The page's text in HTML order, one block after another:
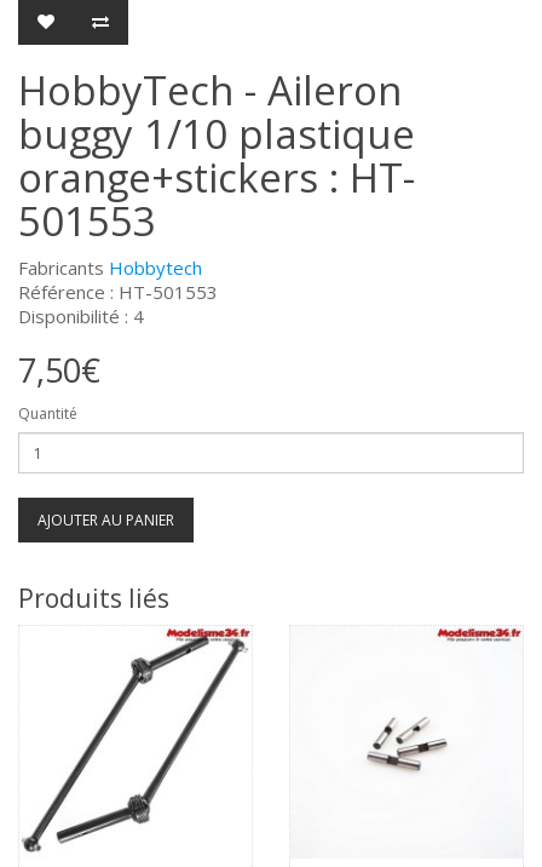
HobbyTech - Aileron
buggy 1/10 plastique
orange+stickers : HT-
501553
Fabricants Hobbytech
Référence : HT-501553
Disponibilité : 4
7,50€
Quantité
AJOUTER AU PANIER
Produits liés